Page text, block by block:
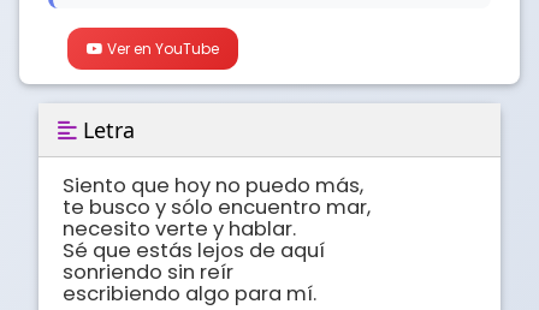
Ver en YouTube
Letra
Siento que hoy no puedo más,
te busco y sólo encuentro mar,
necesito verte y hablar.
Sé que estás lejos de aquí
sonriendo sin reír
escribiendo algo para mí.